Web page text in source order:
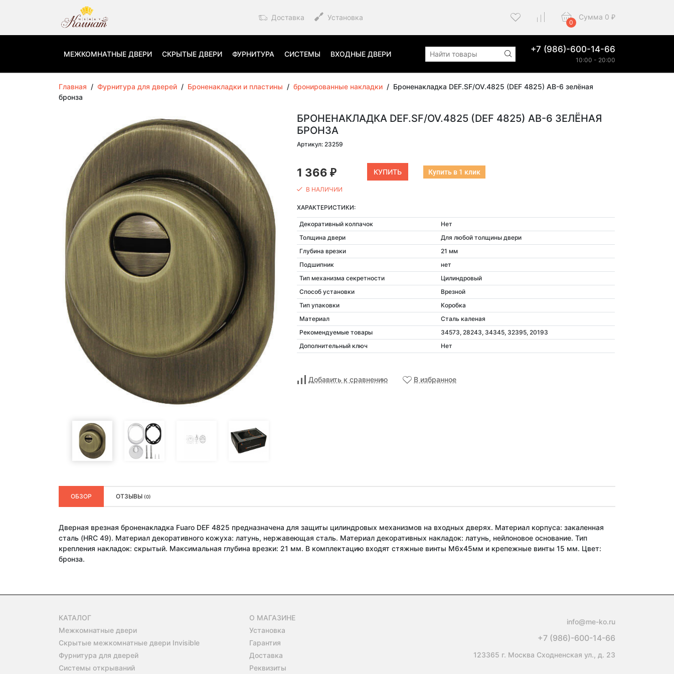
Доставка Установка
0
Сумма 0 ₽
МЕЖКОМНАТНЫЕ ДВЕРИ СКРЫТЫЕ ДВЕРИ ФУРНИТУРА СИСТЕМЫ ВХОДНЫЕ ДВЕРИ +7 (986)-600-14-66
10:00 - 20:00
Главная / Фурнитура для дверей / Броненакладки и пластины / бронированные накладки / Броненакладка DEF.SF/OV.4825 (DEF 4825) AB-6 зелёная
бронза
БРОНЕНАКЛАДКА DEF.SF/OV.4825 (DEF 4825) AB-6 ЗЕЛЁНАЯ
БРОНЗА
Артикул: 23259
1 366 ₽ Купить в 1 клик
В НАЛИЧИИ
ХАРАКТЕРИСТИКИ:
Декоративный колпачок
Нет
Толщина двери
Для любой толщины двери
Глубина врезки
21 мм
Подшипник
нет
Тип механизма секретности
Цилиндровый
Способ установки
Врезной
Тип упаковки
Коробка
Материал
Сталь каленая
Рекомендуемые товары
34573, 28243, 34345, 32395, 20193
Дополнительный ключ
Нет
Добавить к сравнению В избранное
ОБЗОР ОТЗЫВЫ (0)
Дверная врезная броненакладка Fuaro DEF 4825 предназначена для защиты цилиндровых механизмов на входных дверях. Материал корпуса: закаленная
сталь (HRC 49). Материал декоративного кожуха: латунь, нержавеющая сталь. Материал декоративных накладок: латунь, нейлоновое основание. Тип
крепления накладок: скрытый. Максимальная глубина врезки: 21 мм. В комплектацию входят стяжные винты М6х45мм и крепежные винты 15 мм. Цвет:
бронза.
КАТАЛОГ
Межкомнатные двери
Скрытые межкомнатные двери Invisible
Фурнитура для дверей
Системы открываний
О МАГАЗИНЕ
Установка
Гарантия
Доставка
Реквизиты
info@me-ko.ru
+7 (986)-600-14-66
123365 г. Москва Сходненская ул., д. 23